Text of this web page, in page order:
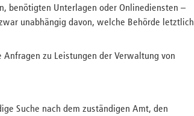
benötigten Unterlagen oder Onlinediensten –
unabhängig davon, welche Behörde letztlich
zu Leistungen der Verwaltung von
Suche nach dem zuständigen Amt, den